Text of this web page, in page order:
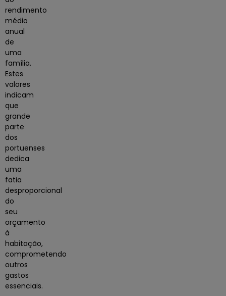
rendimento
médio
anual
de
uma
família.
Estes
valores
indicam
que
grande
parte
dos
portuenses
dedica
uma
fatia
desproporcional
do
seu
orçamento
à
habitação,
comprometendo
outros
gastos
essenciais.